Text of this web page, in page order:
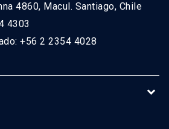
4860, Macul. Santiago, Chile
4303
+56 2 2354 4028